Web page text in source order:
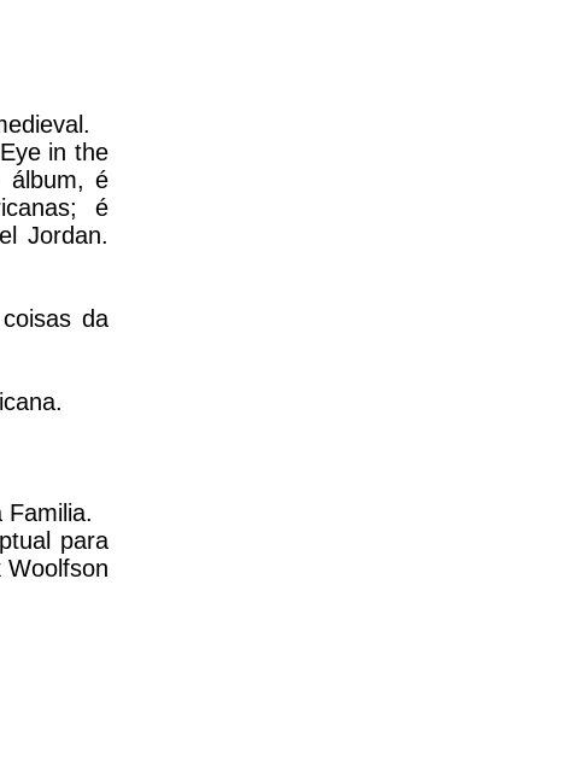
in the
álbum, é
é
Jordan.
da
para